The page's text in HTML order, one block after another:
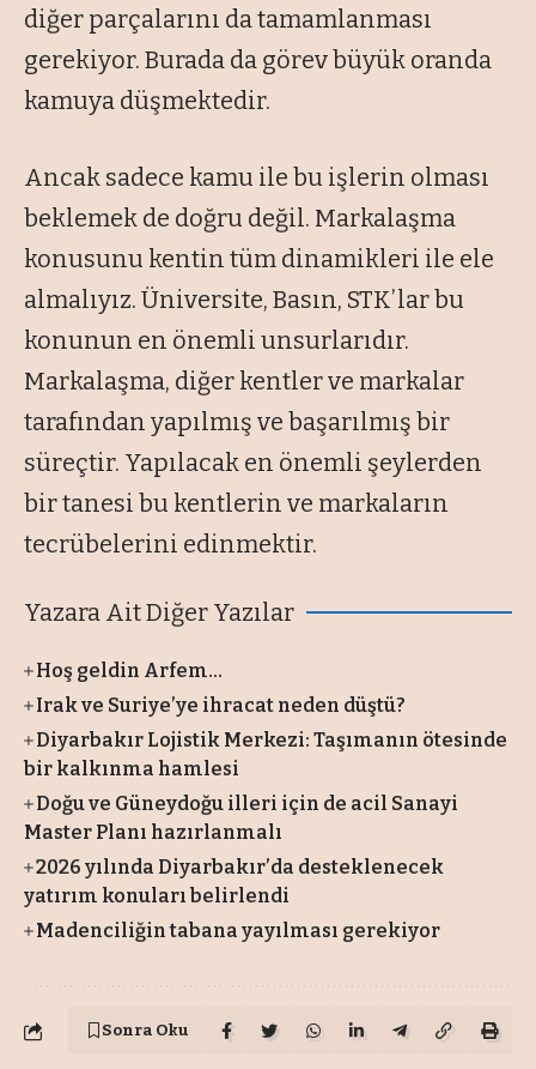
diğer parçalarını da tamamlanması
gerekiyor. Burada da görev büyük oranda
kamuya düşmektedir.
Ancak sadece kamu ile bu işlerin olması
beklemek de doğru değil. Markalaşma
konusunu kentin tüm dinamikleri ile ele
almalıyız. Üniversite, Basın, STK’lar bu
konunun en önemli unsurlarıdır.
Markalaşma, diğer kentler ve markalar
tarafından yapılmış ve başarılmış bir
süreçtir. Yapılacak en önemli şeylerden
bir tanesi bu kentlerin ve markaların
tecrübelerini edinmektir.
Yazara Ait Diğer Yazılar
Hoş geldin Arfem…
Irak ve Suriye’ye ihracat neden düştü?
Diyarbakır Lojistik Merkezi: Taşımanın ötesinde
bir kalkınma hamlesi
Doğu ve Güneydoğu illeri için de acil Sanayi
Master Planı hazırlanmalı
2026 yılında Diyarbakır’da desteklenecek
yatırım konuları belirlendi
Madenciliğin tabana yayılması gerekiyor
Sonra Oku